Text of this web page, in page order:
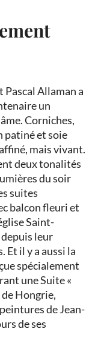
Pascal Allaman a
un
Corniches,
patiné et soie
mais vivant.
deux tonalités
du soir
suites
balcon fleuri et
Saint-
leur
Et il y a aussi la
spécialement
une Suite «
Hongrie,
de Jean-
de ses